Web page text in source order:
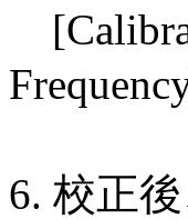
6. 校正